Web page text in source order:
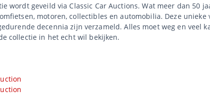
wordt geveild via Classic Car Auctions. Wat meer dan 50
motoren, collectibles en automobilia. Deze
decennia zijn verzameld. Alles moet weg en veel
collectie in het echt wil bekijken.